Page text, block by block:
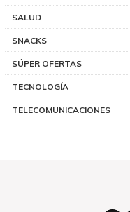
SALUD
SNACKS
SÚPER OFERTAS
TECNOLOGÍA
TELECOMUNICACIONES